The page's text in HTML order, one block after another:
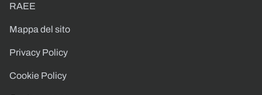
RAEE
Mappa del sito
Privacy Policy
Cookie Policy